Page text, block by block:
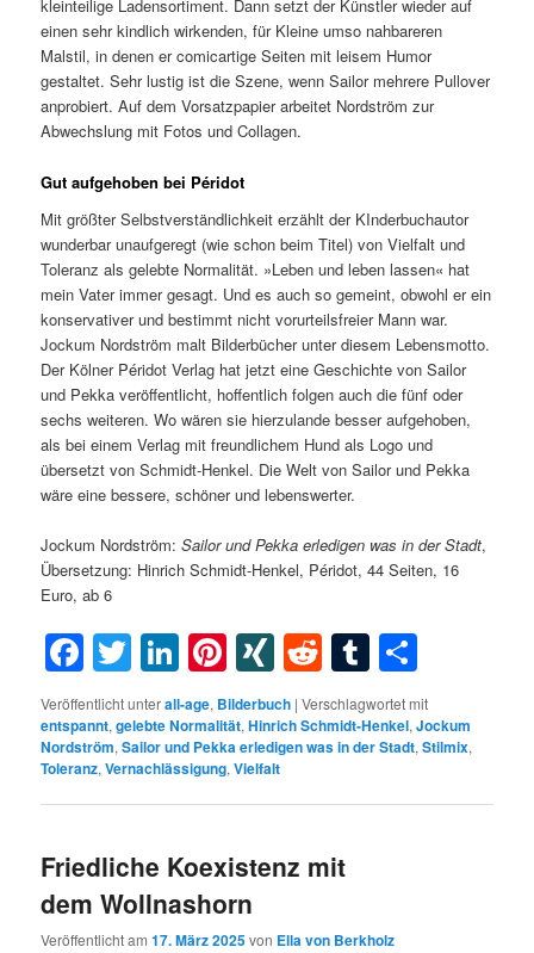
kleinteilige Ladensortiment. Dann setzt der Künstler wieder auf
einen sehr kindlich wirkenden, für Kleine umso nahbareren
Malstil, in denen er comicartige Seiten mit leisem Humor
gestaltet. Sehr lustig ist die Szene, wenn Sailor mehrere Pullover
anprobiert. Auf dem Vorsatzpapier arbeitet Nordström zur
Abwechslung mit Fotos und Collagen.
Gut aufgehoben bei Péridot
Mit größter Selbstverständlichkeit erzählt der KInderbuchautor
wunderbar unaufgeregt (wie schon beim Titel) von Vielfalt und
Toleranz als gelebte Normalität. »Leben und leben lassen« hat
mein Vater immer gesagt. Und es auch so gemeint, obwohl er ein
konservativer und bestimmt nicht vorurteilsfreier Mann war.
Jockum Nordström malt Bilderbücher unter diesem Lebensmotto.
Der Kölner Péridot Verlag hat jetzt eine Geschichte von Sailor
und Pekka veröffentlicht, hoffentlich folgen auch die fünf oder
sechs weiteren. Wo wären sie hierzulande besser aufgehoben,
als bei einem Verlag mit freundlichem Hund als Logo und
übersetzt von Schmidt-Henkel. Die Welt von Sailor und Pekka
wäre eine bessere, schöner und lebenswerter.
Jockum Nordström:Sailor undPekkaerledigen was in der Stadt,
Übersetzung: Hinrich Schmidt-Henkel, Péridot, 44 Seiten, 16
Euro, ab 6
Facebook
Twitter
LinkedIn
Pinterest
XINGRedditTumblr
Veröffentlicht unterall-age, Bilderbuch |Verschlagwortet mit
entspannt,gelebte Normalität,Hinrich Schmidt-Henkel,Jockum
Nordström,Sailor und Pekka erledigen was in der Stadt,Stilmix,
Toleranz,Vernachlässigung,Vielfalt
Friedliche Koexistenz mit
dem Wollnashorn
Veröffentlicht am17. März 2025von Ella von Berkholz